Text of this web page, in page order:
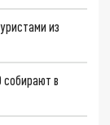
из
собирают в